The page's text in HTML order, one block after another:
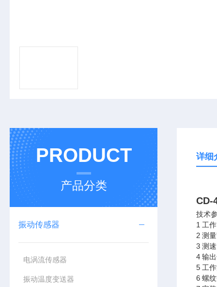
PRODUCT
产品分类
振动传感器
电涡流传感器
振动温度变送器
详细
CD-
技术
1 工
2 测
3 测
4 输
5 工
6 螺